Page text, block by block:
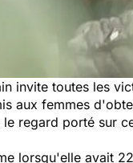
invite toutes les
aux femmes
regard porté sur
lorsqu'elle avait